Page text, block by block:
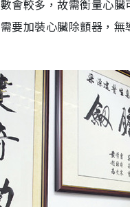
會較多，故需衡量心
要加裝心臟除顫器，